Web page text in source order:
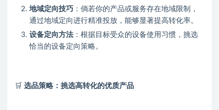
地域定向技巧 ：倘若你的产品或服务存在地域限制，
通过地域定向进行精准投放，能够显著提高转化率。
设备定向方法：根据目标受众的设备使用习惯，挑选
恰当的设备定向策略。
🛒 选品策略：挑选高转化的优质产品